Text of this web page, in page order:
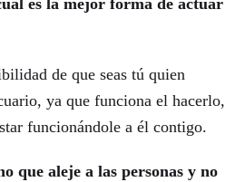
es la mejor forma de actuar
de que seas tú quien
ya que funciona el hacerlo,
funcionándole a él contigo.
que aleje a las personas y no